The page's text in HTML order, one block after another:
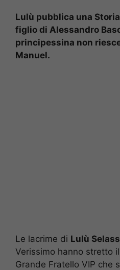
Lulù pubblica una
figlio di Alessandro
principessina non
Manuel.
Le lacrime di Lulù
Verissimo hanno stretto
Grande Fratello VIP che